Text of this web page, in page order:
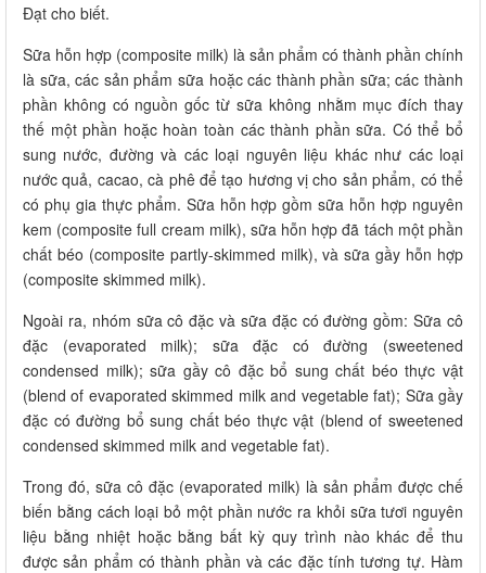
Đạt cho biết.
Sữa hỗn hợp (composite milk) là sản phẩm có thành phần chính
là sữa, các sản phẩm sữa hoặc các thành phần sữa; các thành
phần không có nguồn gốc từ sữa không nhằm mục đích thay
thế một phần hoặc hoàn toàn các thành phần sữa. Có thể bổ
sung nước, đường và các loại nguyên liệu khác như các loại
nước quả, cacao, cà phê để tạo hương vị cho sản phẩm, có thể
có phụ gia thực phẩm. Sữa hỗn hợp gồm sữa hỗn hợp nguyên
kem (composite full cream milk), sữa hỗn hợp đã tách một phần
chất béo (composite partly-skimmed milk), và sữa gầy hỗn hợp
(composite skimmed milk).
Ngoài ra, nhóm sữa cô đặc và sữa đặc có đường gồm: Sữa cô
đặc (evaporated milk); sữa đặc có đường (sweetened
condensed milk); sữa gầy cô đặc bổ sung chất béo thực vật
(blend of evaporated skimmed milk and vegetable fat); Sữa gầy
đặc có đường bổ sung chất béo thực vật (blend of sweetened
condensed skimmed milk and vegetable fat).
Trong đó, sữa cô đặc (evaporated milk) là sản phẩm được chế
biến bằng cách loại bỏ một phần nước ra khỏi sữa tươi nguyên
liệu bằng nhiệt hoặc bằng bất kỳ quy trình nào khác để thu
được sản phẩm có thành phần và các đặc tính tương tự. Hàm